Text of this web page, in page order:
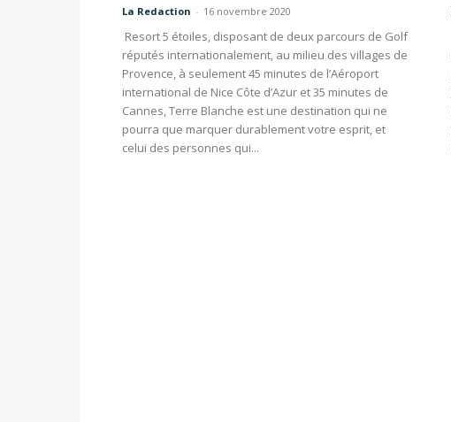
La Redaction - 16 novembre 2020
Resort 5 étoiles, disposant de deux parcours de Golf
réputés internationalement, au milieu des villages de
Provence, à seulement 45 minutes de l’Aéroport
international de Nice Côte d’Azur et 35 minutes de
Cannes, Terre Blanche est une destination qui ne
pourra que marquer durablement votre esprit, et
celui des personnes qui...